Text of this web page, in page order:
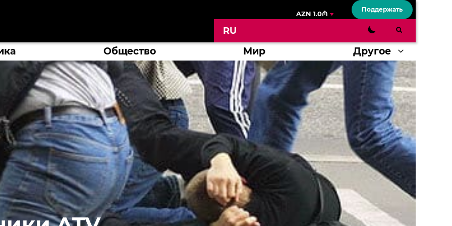
AZN 1.0₼
Поддержать
RU
Общество Мир Другое